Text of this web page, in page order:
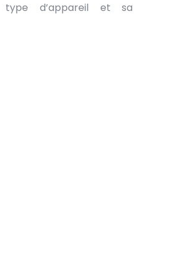
type d’appareil et sa